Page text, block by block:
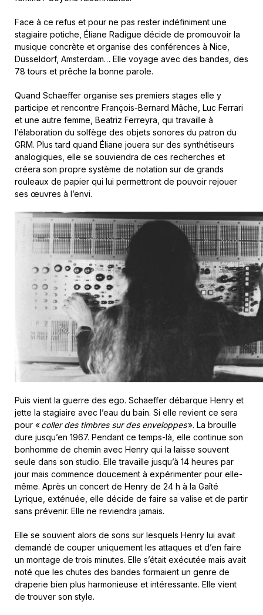
Face à ce refus et pour ne pas rester indéfiniment une
stagiaire potiche, Éliane Radigue décide de promouvoir la
musique concrète et organise des conférences à Nice,
Düsseldorf, Amsterdam… Elle voyage avec des bandes, des
78 tours et prêche la bonne parole.
Quand Schaeffer organise ses premiers stages elle y
participe et rencontre François-Bernard Mâche, Luc Ferrari
et une autre femme, Beatriz Ferreyra, qui travaille à
l’élaboration du solfège des objets sonores du patron du
GRM. Plus tard quand Éliane jouera sur des synthétiseurs
analogiques, elle se souviendra de ces recherches et
créera son propre système de notation sur de grands
rouleaux de papier qui lui permettront de pouvoir rejouer
ses œuvres à l’envi.
Puis vient la guerre des ego. Schaeffer débarque Henry et
jette la stagiaire avec l’eau du bain. Si elle revient ce sera
pour «coller des timbres sur des enveloppes». La brouille
dure jusqu’en 1967. Pendant ce temps-là, elle continue son
bonhomme de chemin avec Henry qui la laisse souvent
seule dans son studio. Elle travaille jusqu’à 14 heures par
jour mais commence doucement à expérimenter pour elle-
même. Après un concert de Henry de 24 h à la Gaîté
Lyrique, exténuée, elle décide de faire sa valise et de partir
sans prévenir. Elle ne reviendra jamais.
Elle se souvient alors de sons sur lesquels Henry lui avait
demandé de couper uniquement les attaques et d’en faire
un montage de trois minutes. Elle s’était exécutée mais avait
noté que les chutes des bandes formaient un genre de
draperie bien plus harmonieuse et intéressante. Elle vient
de trouver son style.